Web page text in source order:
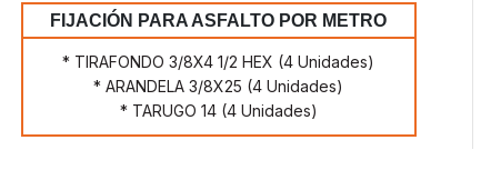
FIJACIÓN PARA ASFALTO POR METRO
* TIRAFONDO 3/8X4 1/2 HEX (4 Unidades)
* ARANDELA 3/8X25 (4 Unidades)
* TARUGO 14 (4 Unidades)